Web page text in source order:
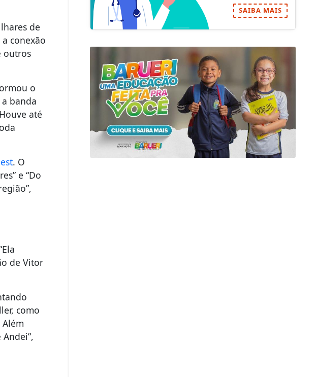
de
conexão
outros
o
banda
até
. O
e “Do
de Vitor
como
Além
SAIBA MAIS